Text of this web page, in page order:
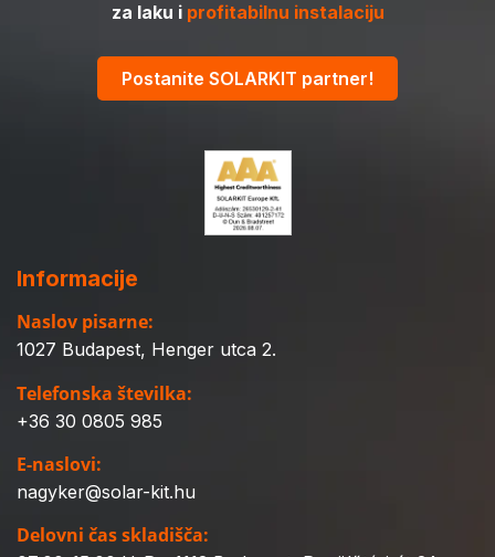
za laku i profitabilnu instalaciju
Postanite SOLARKIT partner!
Informacije
Naslov pisarne:
1027 Budapest, Henger utca 2.
Telefonska številka:
+36 30 0805 985
E-naslovi:
nagyker@solar-kit.hu
Delovni čas skladišča: